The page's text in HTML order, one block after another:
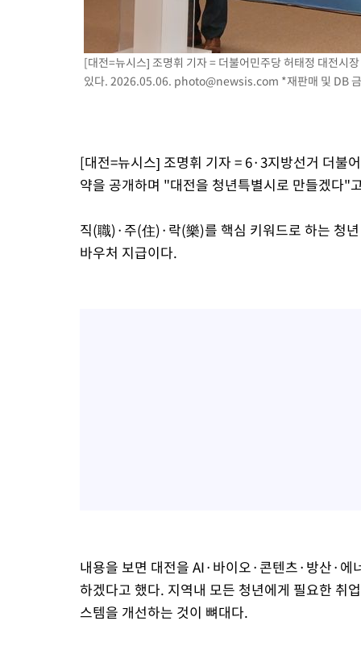
'2경기 연속 침묵' 손흥민, 톨루카전 68분만 뛰고 슈팅 0개
이강인, 오늘 서울서 AT마드리드 입단식…'전례 없는 특급대우'
'여긴 20도, 저긴 50도'…열화상 카메라로 본 폭염 저감시설 '온도
콜롬비아 신임 우파 대통령 취임 하루만에 차량폭탄 폭발 사건
[대전=뉴시스] 조명휘 기자 = 더불어민주당 허태정 대전시
있다. 2026.05.06. photo@newsis.com *재판매 및 DB
[대전=뉴시스] 조명휘 기자 = 6·3지방선거 더불
약을 공개하며 "대전을 청년특별시로 만들겠다"
직(職)·주(住)·락(樂)를 핵심 키워드로 하는 청
바우처 지급이다.
내용을 보면 대전을 AI·바이오·콘텐츠·방산·
하겠다고 했다. 지역내 모든 청년에게 필요한 취
스템을 개선하는 것이 뼈대다.